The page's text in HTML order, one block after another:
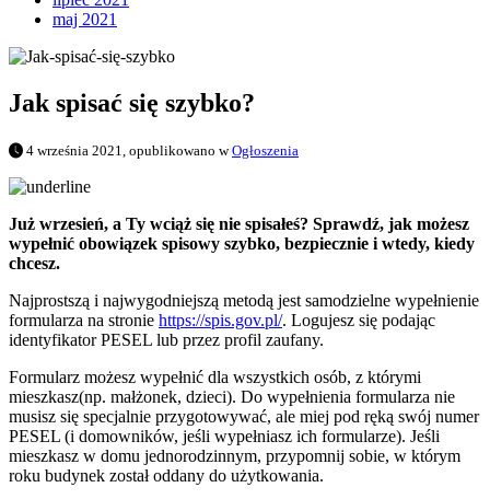
maj 2021
Jak spisać się szybko?
4 września 2021, opublikowano wOgłoszenia
Już wrzesień, a Ty wciąż się nie spisałeś? Sprawdź, jak możesz
wypełnić obowiązek spisowy szybko, bezpiecznie i wtedy, kiedy
chcesz.
Najprostszą i najwygodniejszą metodą jest samodzielne wypełnienie
formularza na stronie https://spis.gov.pl/. Logujesz się podając
identyfikator PESEL lub przez profil zaufany.
Formularz możesz wypełnić dla wszystkich osób, z którymi
mieszkasz(np. małżonek, dzieci). Do wypełnienia formularza nie
musisz się specjalnie przygotowywać, ale miej pod ręką swój numer
PESEL (i domowników, jeśli wypełniasz ich formularze). Jeśli
mieszkasz w domu jednorodzinnym, przypomnij sobie, w którym
roku budynek został oddany do użytkowania.